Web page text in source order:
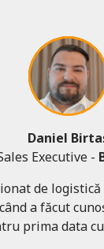
Daniel
Executive -
de logistică
când a făcut
prima data